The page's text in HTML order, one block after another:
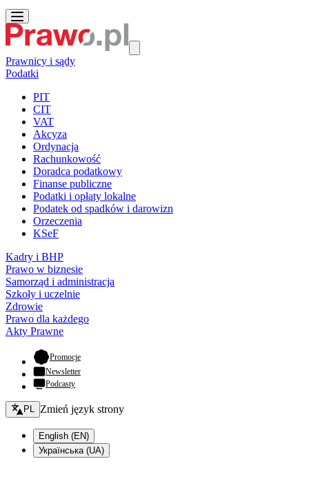
Prawnicy i sądy
Podatki
PIT
CIT
VAT
Akcyza
Ordynacja
Rachunkowość
Doradca podatkowy
Finanse publiczne
Podatki i opłaty lokalne
Podatek od spadków i darowizn
Orzeczenia
KSeF
Kadry i BHP
Prawo w biznesie
Samorząd i administracja
Szkoły i uczelnie
Zdrowie
Prawo dla każdego
Akty Prawne
Promocje- otwiera się w nowej karcie
Newsletter
Podcasty
Zmień język - bieżący:
PL Zmień język strony
English (EN)
Українська (UA)